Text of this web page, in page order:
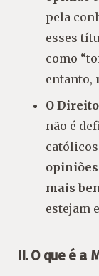
pela
esses
como
entanto,
O
não é
mais
estejam
II. O que é a